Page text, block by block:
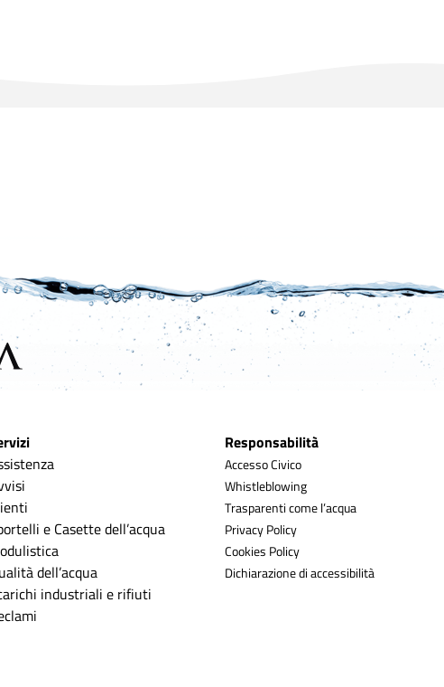
e Casette dell’acqua
dell’acqua
industriali e rifiuti
Responsabilità
Accesso Civico
Whistleblowing
Trasparenti come l’acqua
Privacy Policy
Cookies Policy
Dichiarazione di accessibilità